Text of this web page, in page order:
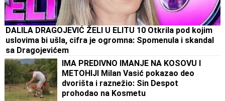
DALILA DRAGOJEVIĆ ŽELI U ELITU 10 Otkrila pod kojim
uslovima bi ušla, cifra je ogromna: Spomenula i skandal
sa Dragojevićem
IMA PREDIVNO IMANJE NA KOSOVU I
METOHIJI Milan Vasić pokazao deo
dvorišta i raznežio: Sin Despot
prohodao na Kosmetu